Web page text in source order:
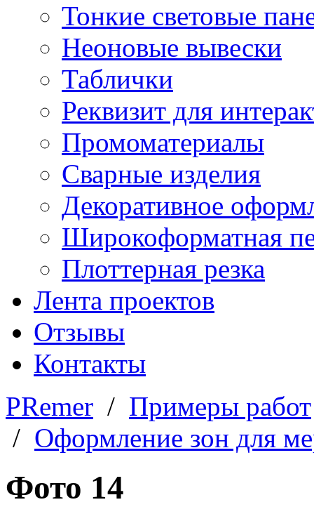
Тонкие световые
Неоновые вывески
Таблички
Реквизит для
Промоматериалы
Сварные изделия
Декоративное
Широкоформатная
Плоттерная резка
Лента проектов
Отзывы
Контакты
PRemer / Примеры работ
/ Оформление зон для
Фото 14